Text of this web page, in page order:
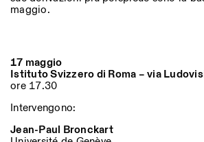
NEWSLETTER
Facebook Instagram Linkedin Vimeo
maggio.
17 maggio
Istituto Svizzero di Roma – via
ore 17.30
Intervengono:
Jean-Paul Bronckart